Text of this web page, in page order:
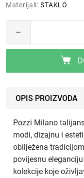
Materijali: STAKLO
OPIS PROIZVODA
Pozzi Milano
modi, dizajnu i
obilježena
povijesnu
kolekcije koje